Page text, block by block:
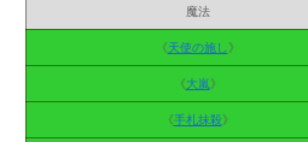
魔法
《天使の施し 》
《大嵐》
《手札抹殺》